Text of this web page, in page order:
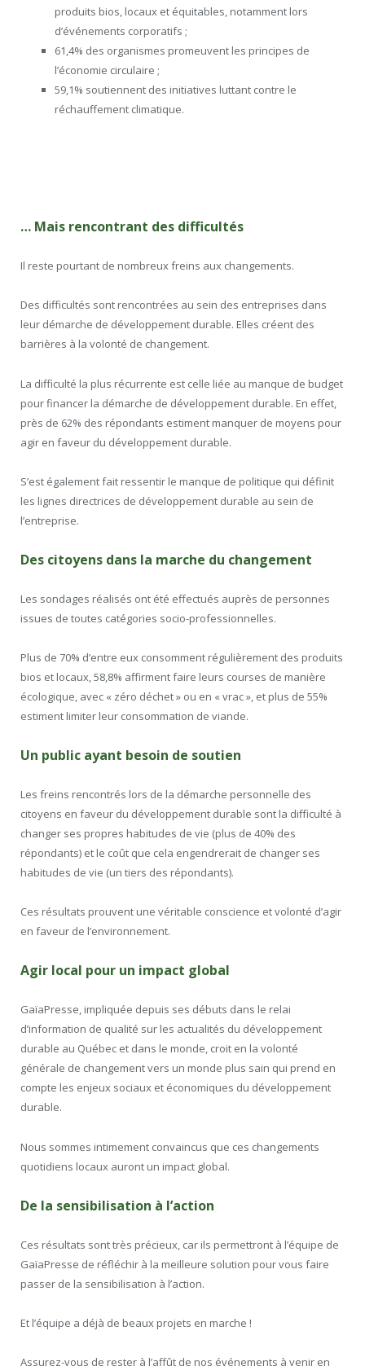
produits bios, locaux et équitables, notamment lors
d’événements corporatifs ;
61,4% des organismes promeuvent les principes de
l’économie circulaire ;
59,1% soutiennent des initiatives luttant contre le
réchauffement climatique.
… Mais rencontrant des difficultés
Il reste pourtant de nombreux freins aux changements.
Des difficultés sont rencontrées au sein des entreprises dans
leur démarche de développement durable. Elles créent des
barrières à la volonté de changement.
La difficulté la plus récurrente est celle liée au manque de budget
pour financer la démarche de développement durable. En effet,
près de 62% des répondants estiment manquer de moyens pour
agir en faveur du développement durable.
S’est également fait ressentir le manque de politique qui définit
les lignes directrices de développement durable au sein de
l’entreprise.
Des citoyens dans la marche du changement
Les sondages réalisés ont été effectués auprès de personnes
issues de toutes catégories socio-professionnelles.
Plus de 70% d’entre eux consomment régulièrement des produits
bios et locaux, 58,8% affirment faire leurs courses de manière
écologique, avec « zéro déchet » ou en « vrac », et plus de 55%
estiment limiter leur consommation de viande.
Un public ayant besoin de soutien
Les freins rencontrés lors de la démarche personnelle des
citoyens en faveur du développement durable sont la difficulté à
changer ses propres habitudes de vie (plus de 40% des
répondants) et le coût que cela engendrerait de changer ses
habitudes de vie (un tiers des répondants).
Ces résultats prouvent une véritable conscience et volonté d’agir
en faveur de l’environnement.
Agir local pour un impact global
GaïaPresse, impliquée depuis ses débuts dans le relai
d’information de qualité sur les actualités du développement
durable au Québec et dans le monde, croit en la volonté
générale de changement vers un monde plus sain qui prend en
compte les enjeux sociaux et économiques du développement
durable.
Nous sommes intimement convaincus que ces changements
quotidiens locaux auront un impact global.
De la sensibilisation à l’action
Ces résultats sont très précieux, car ils permettront à l’équipe de
GaïaPresse de réfléchir à la meilleure solution pour vous faire
passer de la sensibilisation à l’action.
Et l’équipe a déjà de beaux projets en marche !
Assurez-vous de rester à l’affût de nos événements à venir en